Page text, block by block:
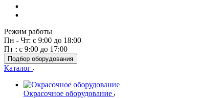
Режим работы
Пн - Чт: с 9:00 до 18:00
Пт : с 9:00 до 17:00
Подбор оборудования
Каталог
Окрасочное оборудование